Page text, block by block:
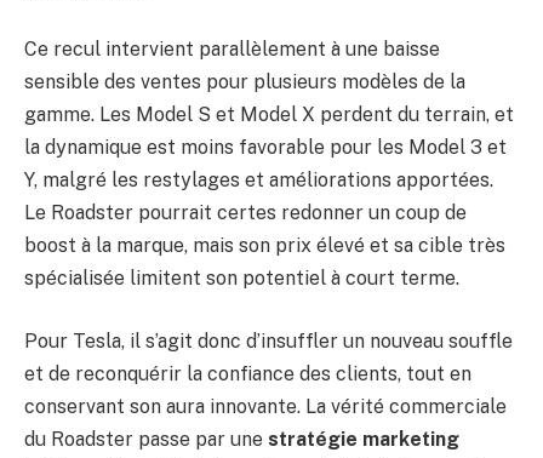
Ce recul intervient parallèlement à une baisse
sensible des ventes pour plusieurs modèles de la
gamme. Les Model S et Model X perdent du terrain, et
la dynamique est moins favorable pour les Model 3 et
Y, malgré les restylages et améliorations apportées.
Le Roadster pourrait certes redonner un coup de
boost à la marque, mais son prix élevé et sa cible très
spécialisée limitent son potentiel à court terme.
Pour Tesla, il s’agit donc d’insuffler un nouveau souffle
et de reconquérir la confiance des clients, tout en
conservant son aura innovante. La vérité commerciale
du Roadster passe par une stratégie marketing